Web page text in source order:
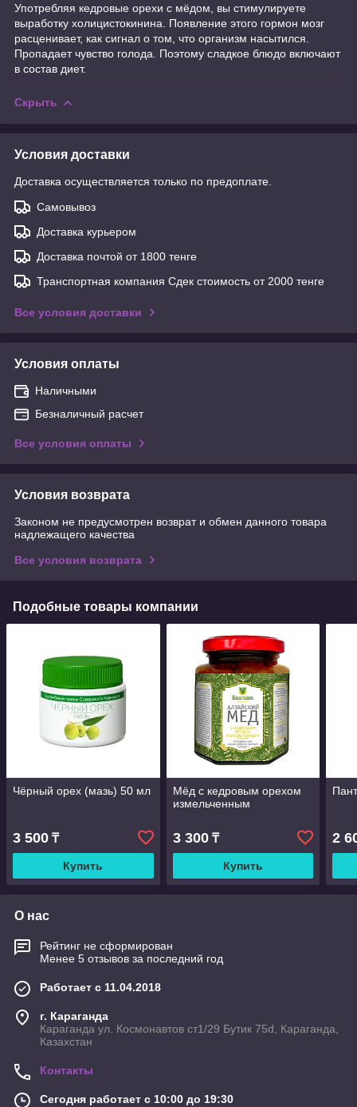
Употребляя кедровые орехи с мёдом, вы стимулируете
выработку холицистокинина. Появление этого гормон мозг
расценивает, как сигнал о том, что организм насытился.
Пропадает чувство голода. Поэтому сладкое блюдо включают
в состав диет.
Скрыть
Условия доставки
Доставка осуществляется только по предоплате.
Самовывоз
Доставка курьером
Доставка почтой от 1800 тенге
Транспортная компания Сдек стоимость от 2000 тенге
Все условия доставки
Условия оплаты
Наличными
Безналичный расчет
Все условия оплаты
Условия возврата
Законом не предусмотрен возврат и обмен данного товара
надлежащего качества
Все условия возврата
Подобные товары компании
Чёрный орех (мазь) 50 мл
3 500 ₸
Купить
Мёд с кедровым орехом
измельченным
3 300₸
Купить
2
О нас
Рейтинг не сформирован
Менее 5 отзывов за последний год
Работает с 11.04.2018
г. Караганда
Караганда ул. Космонавтов ст1/29 Бутик 75d, Караганда,
Казахстан
Контакты
Сегодня работает с 10:00 до 19:30